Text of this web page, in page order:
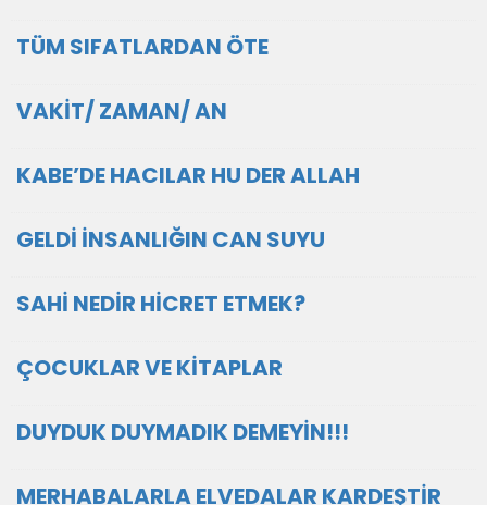
TÜM SIFATLARDAN ÖTE
VAKİT/ ZAMAN/ AN
KABE’DE HACILAR HU DER ALLAH
GELDİ İNSANLIĞIN CAN SUYU
SAHİ NEDİR HİCRET ETMEK?
ÇOCUKLAR VE KİTAPLAR
DUYDUK DUYMADIK DEMEYİN!!!
MERHABALARLA ELVEDALAR KARDEŞTİR